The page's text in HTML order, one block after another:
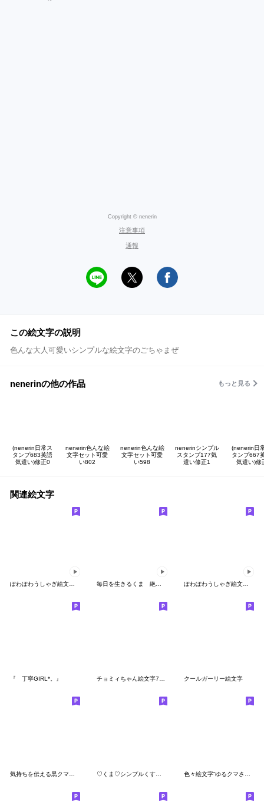
Copyright © nenerin
注意事項
通報
この絵文字の説明
色んな大人可愛いシンプルな絵文字のごちゃまぜ
nenerinの他の作品 もっと見る
(nenerin日常ス
タンプ683英語
気遣い)修正0
nenerin色んな絵
文字セット可愛
い802
nenerin色んな絵
文字セット可愛
い598
nenerinシンプル
スタンプ177気
遣い修正1
(nenerin日
タンプ667
気遣い)修
関連絵文字
ぽわぽわうしゃぎ絵文字8〜春〜
『 丁寧GIRL*。』 チョミィちゃん絵文字7〜春〜 クールガーリー絵文字